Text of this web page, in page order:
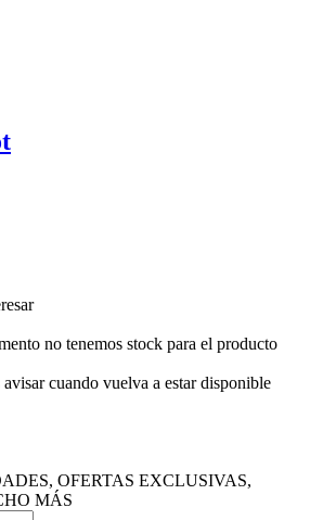
no tenemos stock para el producto
avisar cuando vuelva a estar disponible
OFERTAS EXCLUSIVAS,
MÁS